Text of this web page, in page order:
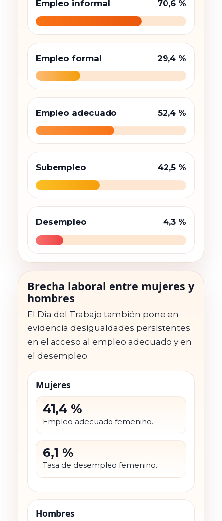
Empleo informal 70,6 %
Empleo formal 29,4 %
Empleo adecuado 52,4 %
Subempleo 42,5 %
Desempleo 4,3 %
Brecha laboral entre mujeres y
hombres
El Día del Trabajo también pone en
evidencia desigualdades persistentes
en el acceso al empleo adecuado y en
el desempleo.
Mujeres
41,4 %
Empleo adecuado femenino.
6,1 %
Tasa de desempleo femenino.
Hombres